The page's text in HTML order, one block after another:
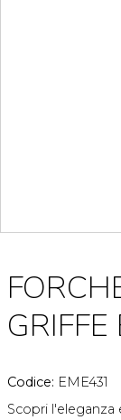
GRIFFE
Codice: EME431
Scopri